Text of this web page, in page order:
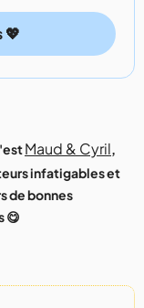
💖
Maud & Cyril,
infatigables et
de bonnes
😋